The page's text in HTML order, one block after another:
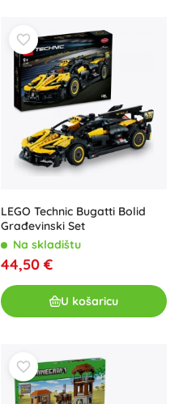
LEGO Technic Bugatti Bolid
Građevinski Set
Na skladištu
44,50 €
U košaricu